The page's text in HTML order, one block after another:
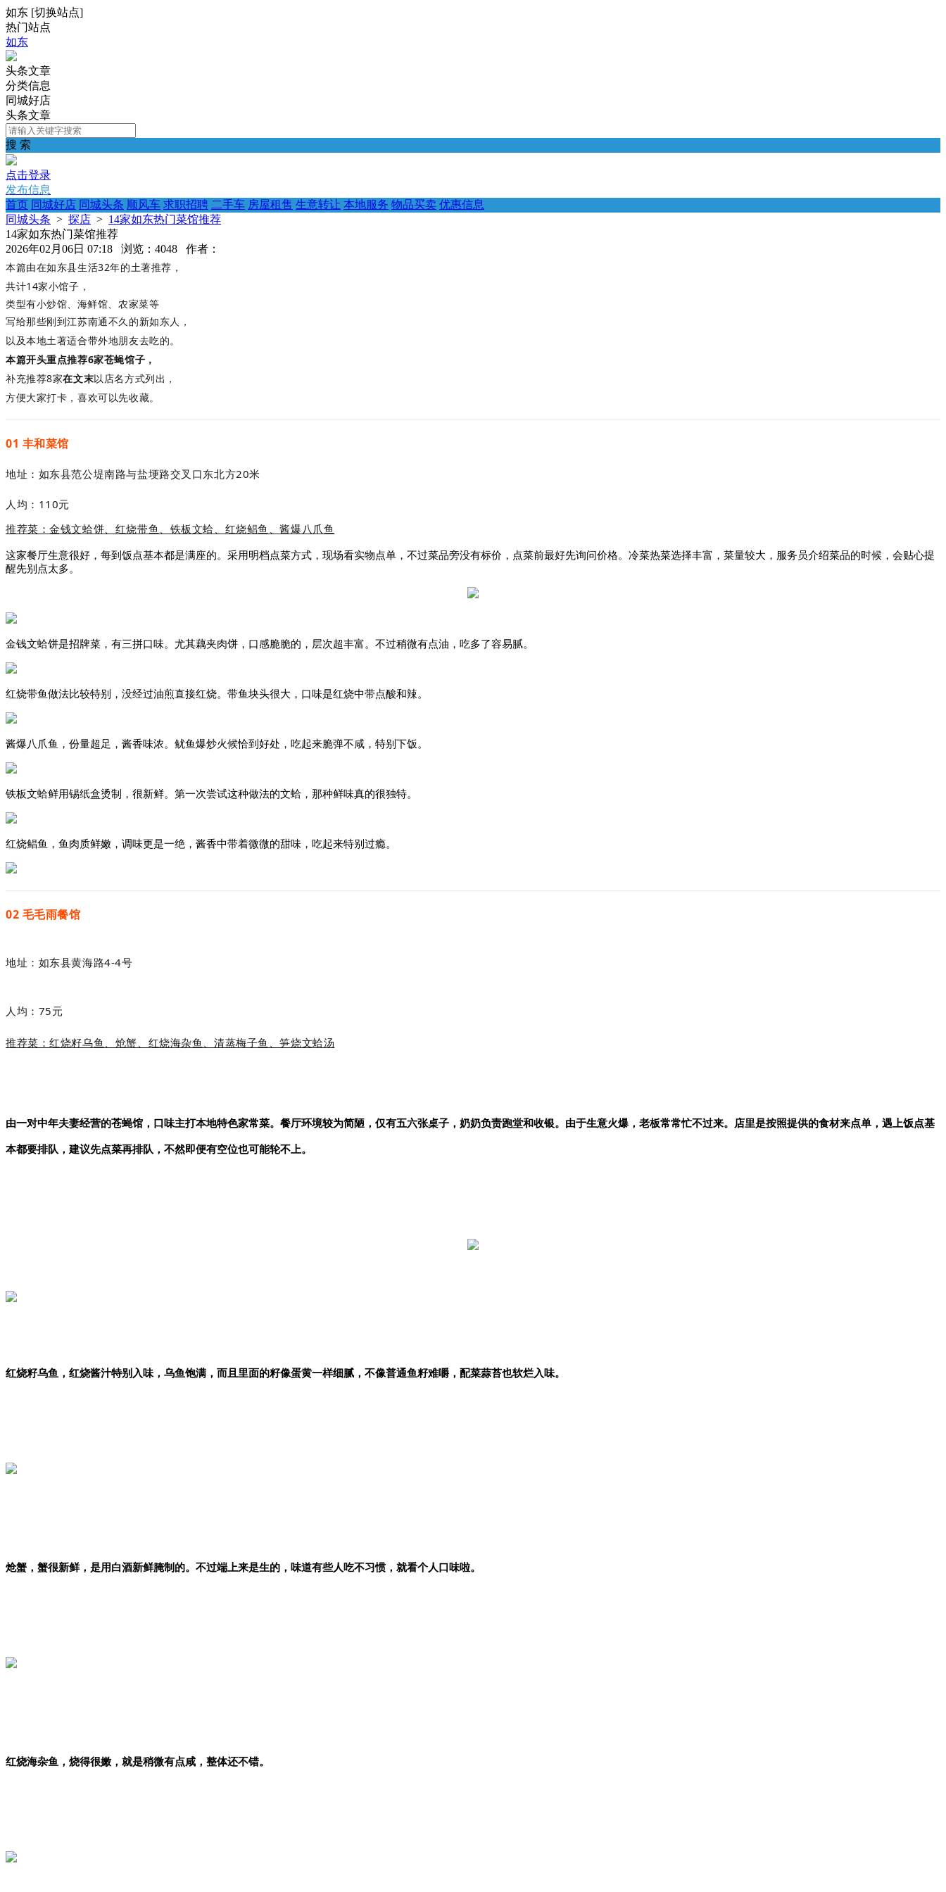
如东 [切换站点]
热门站点
如东
头条文章
分类信息
同城好店
头条文章
搜 索
点击登录
发布信息
首页 同城好店 同城头条 顺风车 求职招聘 二手车 房屋租售 生意转让 本地服务 物品买卖 优惠信息
同城头条 > 探店 > 14家如东热门菜馆推荐
14家如东热门菜馆推荐
2026年02月06日 07:18 浏览：4048 作者：
本篇由在如东县生活32年的土著推荐，
共计14家小馆子，
类型有小炒馆、海鲜馆、农家菜等
写给那些刚到江苏南通不久的新如东人，
以及本地土著适合带外地朋友去吃的。
本篇开头重点推荐6家苍蝇馆子，
补充推荐8家在文末以店名方式列出，
方便大家打卡，喜欢可以先收藏。
01 丰和菜馆
地址：如东县范公堤南路与盐埂路交叉口东北方20米
人均：110元
推荐菜：金钱文蛤饼、红烧带鱼、铁板文蛤、红烧鲳鱼、酱爆八爪鱼
这家餐厅生意很好，每到饭点基本都是满座的。采用明档点菜方式， 现场看实物点单，不过菜品旁没有标价，点菜前最好先询问价格。 冷菜热菜选择丰富，菜量较大，服务员介绍菜品的时候，会贴心提
醒先别点太多。
金钱文蛤饼是招牌菜，有三拼口味。尤其藕夹肉饼，口感脆脆的，层次超丰富。不过稍微有点油，吃多了容易腻。
红烧带鱼做法比较特别，没经过油煎直接红烧。带鱼块头很大，口味是红烧中带点酸和辣。
酱爆八爪鱼，份量超足，酱香味浓。鱿鱼爆炒火候恰到好处，吃起来脆弹不咸，特别下饭。
铁板文蛤鲜用锡纸盒烫制，很新鲜。第一次尝试这种做法的文蛤，那种鲜味真的很独特。
红烧鲳鱼，鱼肉质鲜嫩，调味更是一绝，酱香中带着微微的甜味，吃起来特别过瘾。
02 毛毛雨餐馆
地址： 如东县黄海路4-4号
人均：75元
推荐菜：红烧籽乌鱼、炝蟹、红烧海杂鱼、清蒸梅子鱼、笋烧文蛤汤
由一对中年夫妻经营的苍蝇馆，口味主打本地特色家常菜。餐厅环境较为简陋，仅有五六张桌子，奶奶负责跑堂和收银。由于生意火爆，老板常常忙不过来。店里是按照提供的食材来点单，遇上饭点基
本都要排队，建议先点菜再排队，不然即便有空位也可能轮不上。
红烧籽乌鱼，红烧酱汁特别入味，乌鱼饱满，而且里面的籽像蛋黄一样细腻，不像普通鱼籽难嚼，配菜蒜苔也软烂入味。
炝蟹，蟹很新鲜，是用白酒新鲜腌制的。不过端上来是生的，味道有些人吃不习惯，就看个人口味啦。
红烧海杂鱼，烧得很嫩，就是稍微有点咸，整体还不错。